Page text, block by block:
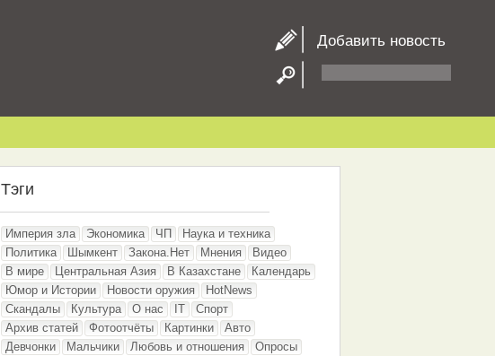
Добавить новость
Тэги
Империя зла Экономика ЧП
Наука и техника
Политика
Шымкент Закона.Нет Мнения
Видео
В мире
Центральная Азия В Казахстане
Календарь
Юмор и Истории
Новости оружия
HotNews
Скандалы
Культура О нас IT
Спорт
Архив статей
Фотоотчёты Картинки
Авто
Девчонки
Мальчики Любовь и отношения
Опросы